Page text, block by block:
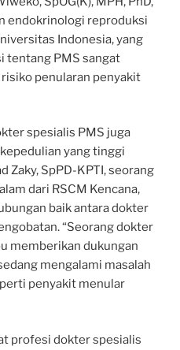
endokrinologi reproduksi
Indonesia, yang
tentang PMS sangat
penularan penyakit
spesialis PMS juga
yang tinggi
Zaky, SpPD-KPTI, seorang
dari RSCM Kencana,
baik antara dokter
“Seorang dokter
memberikan dukungan
mengalami masalah
penyakit menular
profesi dokter spesialis